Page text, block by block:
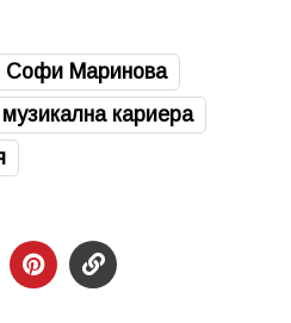
Софи Маринова
музикална кариера